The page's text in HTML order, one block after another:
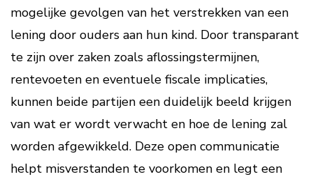
mogelijke gevolgen van het verstrekken van een
lening door ouders aan hun kind. Door transparant
te zijn over zaken zoals aflossingstermijnen,
rentevoeten en eventuele fiscale implicaties,
kunnen beide partijen een duidelijk beeld krijgen
van wat er wordt verwacht en hoe de lening zal
worden afgewikkeld. Deze open communicatie
helpt misverstanden te voorkomen en legt een